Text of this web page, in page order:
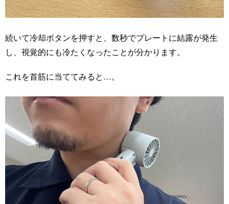
続いて冷却ボタンを押すと、数秒でプレートに結露が発生
し、視覚的にも冷たくなったことが分かります。
これを首筋に当ててみると…。